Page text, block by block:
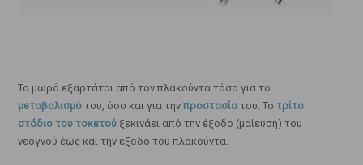
Το μωρό εξαρτάται από τον πλακούντα τόσο για το
μεταβολισμότου, όσο και για την προστασίατου. Το τρίτο
στάδιο του τοκετούξεκινάει από την έξοδο (μαίευση) του
νεογνού έως και την έξοδο του πλακούντα.